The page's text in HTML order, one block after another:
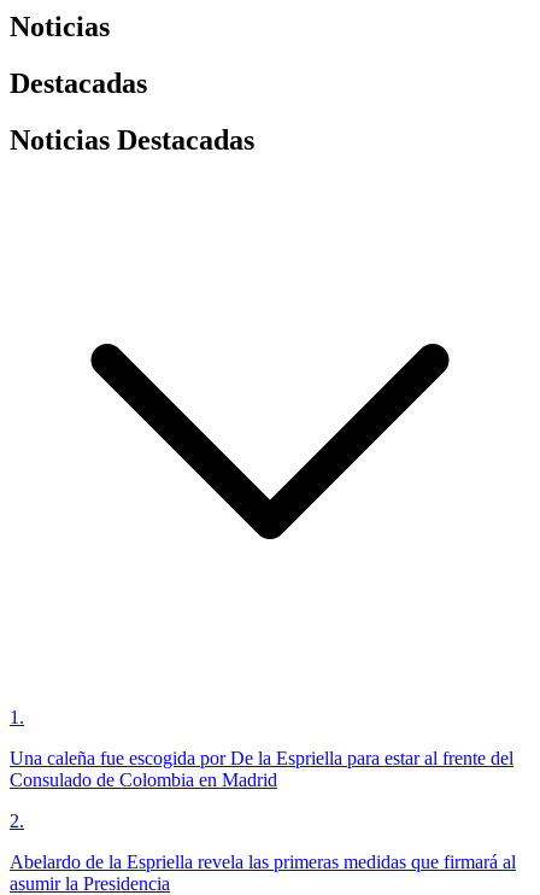
Noticias
Destacadas
Noticias Destacadas
1 .
Una caleña fue escogida por De la Espriella para estar al frente del
Consulado de Colombia en Madrid
2.
Abelardo de la Espriella revela las primeras medidas que firmará al
asumir la Presidencia